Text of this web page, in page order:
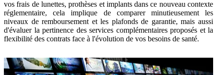
vos frais de lunettes, prothèses et implants dans ce nouveau contexte
réglementaire, cela implique de comparer minutieusement les
niveaux de remboursement et les plafonds de garantie, mais aussi
d'évaluer la pertinence des services complémentaires proposés et la
flexibilité des contrats face à l'évolution de vos besoins de santé.